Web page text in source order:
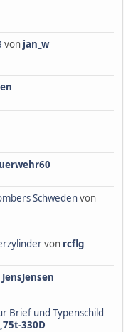
von jan_w
Schwedenvon
von rcflg
JensJensen
Brief und Typenschild
330D